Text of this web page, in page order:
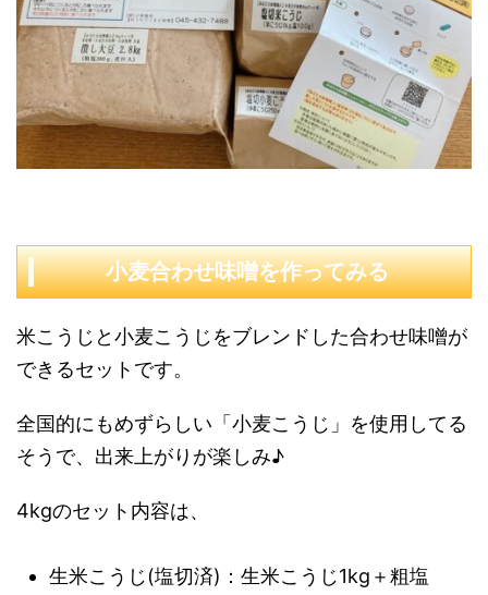
小麦合わせ味噌を作ってみる
米こうじと小麦こうじをブレンドした合わせ味噌が
できるセットです。
全国的にもめずらしい「小麦こうじ」を使用してる
そうで、出来上がりが楽しみ♪
4kgのセット内容は、
生米こうじ(塩切済)：生米こうじ1kg＋粗塩